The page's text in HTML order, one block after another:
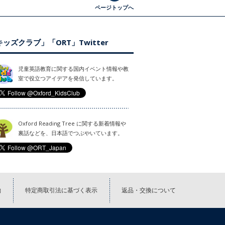
ページトップへ
ッズクラブ」「ORT」Twitter
児童英語教育に関する国内イベント情報や教
室で役立つアイデアを発信しています。
Oxford Reading Tree に関する新着情報や
裏話などを、日本語でつぶやいています。
特定商取引法に基づく表示 返品・交換について